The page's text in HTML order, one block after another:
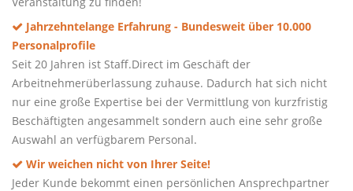
Jahrzehntelange Erfahrung - Bundesweit über 10.000
Personalprofile
Seit 20 Jahren ist Staff.Direct im Geschäft der
Arbeitnehmerüberlassung zuhause. Dadurch hat sich nicht
nur eine große Expertise bei der Vermittlung von kurzfristig
Beschäftigten angesammelt sondern auch eine sehr große
Auswahl an verfügbarem Personal.
Wir weichen nicht von Ihrer Seite!
Jeder Kunde bekommt einen persönlichen Ansprechpartner